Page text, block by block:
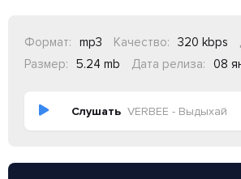
Формат: mp3 Качество: 320 kbps
Размер:
5.24 mb Дата релиза: 08
Слушать VERBEE - Выдыхай